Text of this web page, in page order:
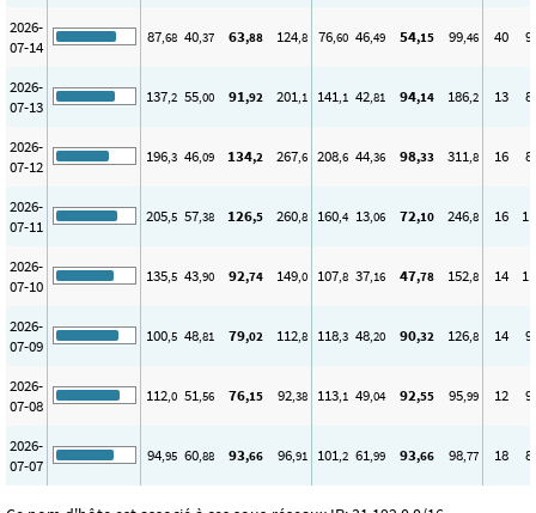
2026-
07-14
87,68 40,37 63,88 124,8 76,60 46,49 54,15 99,46 40 9
2026-
07-13
137,2 55,00 91,92 201,1 141,1 42,81 94,14 186,2 13 8
2026-
07-12
196,3 46,09 134,2 267,6 208,6 44,36 98,33 311,8 16 8
2026-
07-11
205,5 57,38 126,5 260,8 160,4 13,06 72,10 246,8 16 11
2026-
07-10
135,5 43,90 92,74 149,0 107,8 37,16 47,78 152,8 14 11
2026-
07-09
100,5 48,81 79,02 112,8 118,3 48,20 90,32 126,8 14 9
2026-
07-08
112,0 51,56 76,15 92,38 113,1 49,04 92,55 95,99 12 9
2026-
07-07
94,95 60,88 93,66 96,91 101,2 61,99 93,66 98,77 18 8